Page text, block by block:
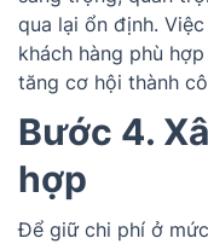
qua lại ổn định.
khách hàng phù
tăng cơ hội thành
Bước 4.
hợp
Để giữ chi phí ở